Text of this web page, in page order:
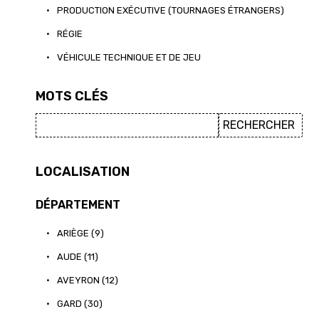
• PRODUCTION EXÉCUTIVE (TOURNAGES ÉTRANGERS)
• RÉGIE
• VÉHICULE TECHNIQUE ET DE JEU
MOTS CLÉS
LOCALISATION
DÉPARTEMENT
• ARIÈGE (9)
• AUDE (11)
• AVEYRON (12)
• GARD (30)